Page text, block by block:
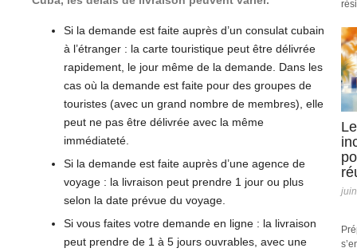
Si la demande est faite auprès d’un consulat cubain
à l’étranger : la carte touristique peut être délivrée
rapidement, le jour même de la demande. Dans les
cas où la demande est faite pour des groupes de
touristes (avec un grand nombre de membres), elle
peut ne pas être délivrée avec la même
immédiateté.
Si la demande est faite auprès d’une agence de
voyage : la livraison peut prendre 1 jour ou plus
selon la date prévue du voyage.
Si vous faites votre demande en ligne : la livraison
peut prendre de 1 à 5 jours ouvrables, avec une